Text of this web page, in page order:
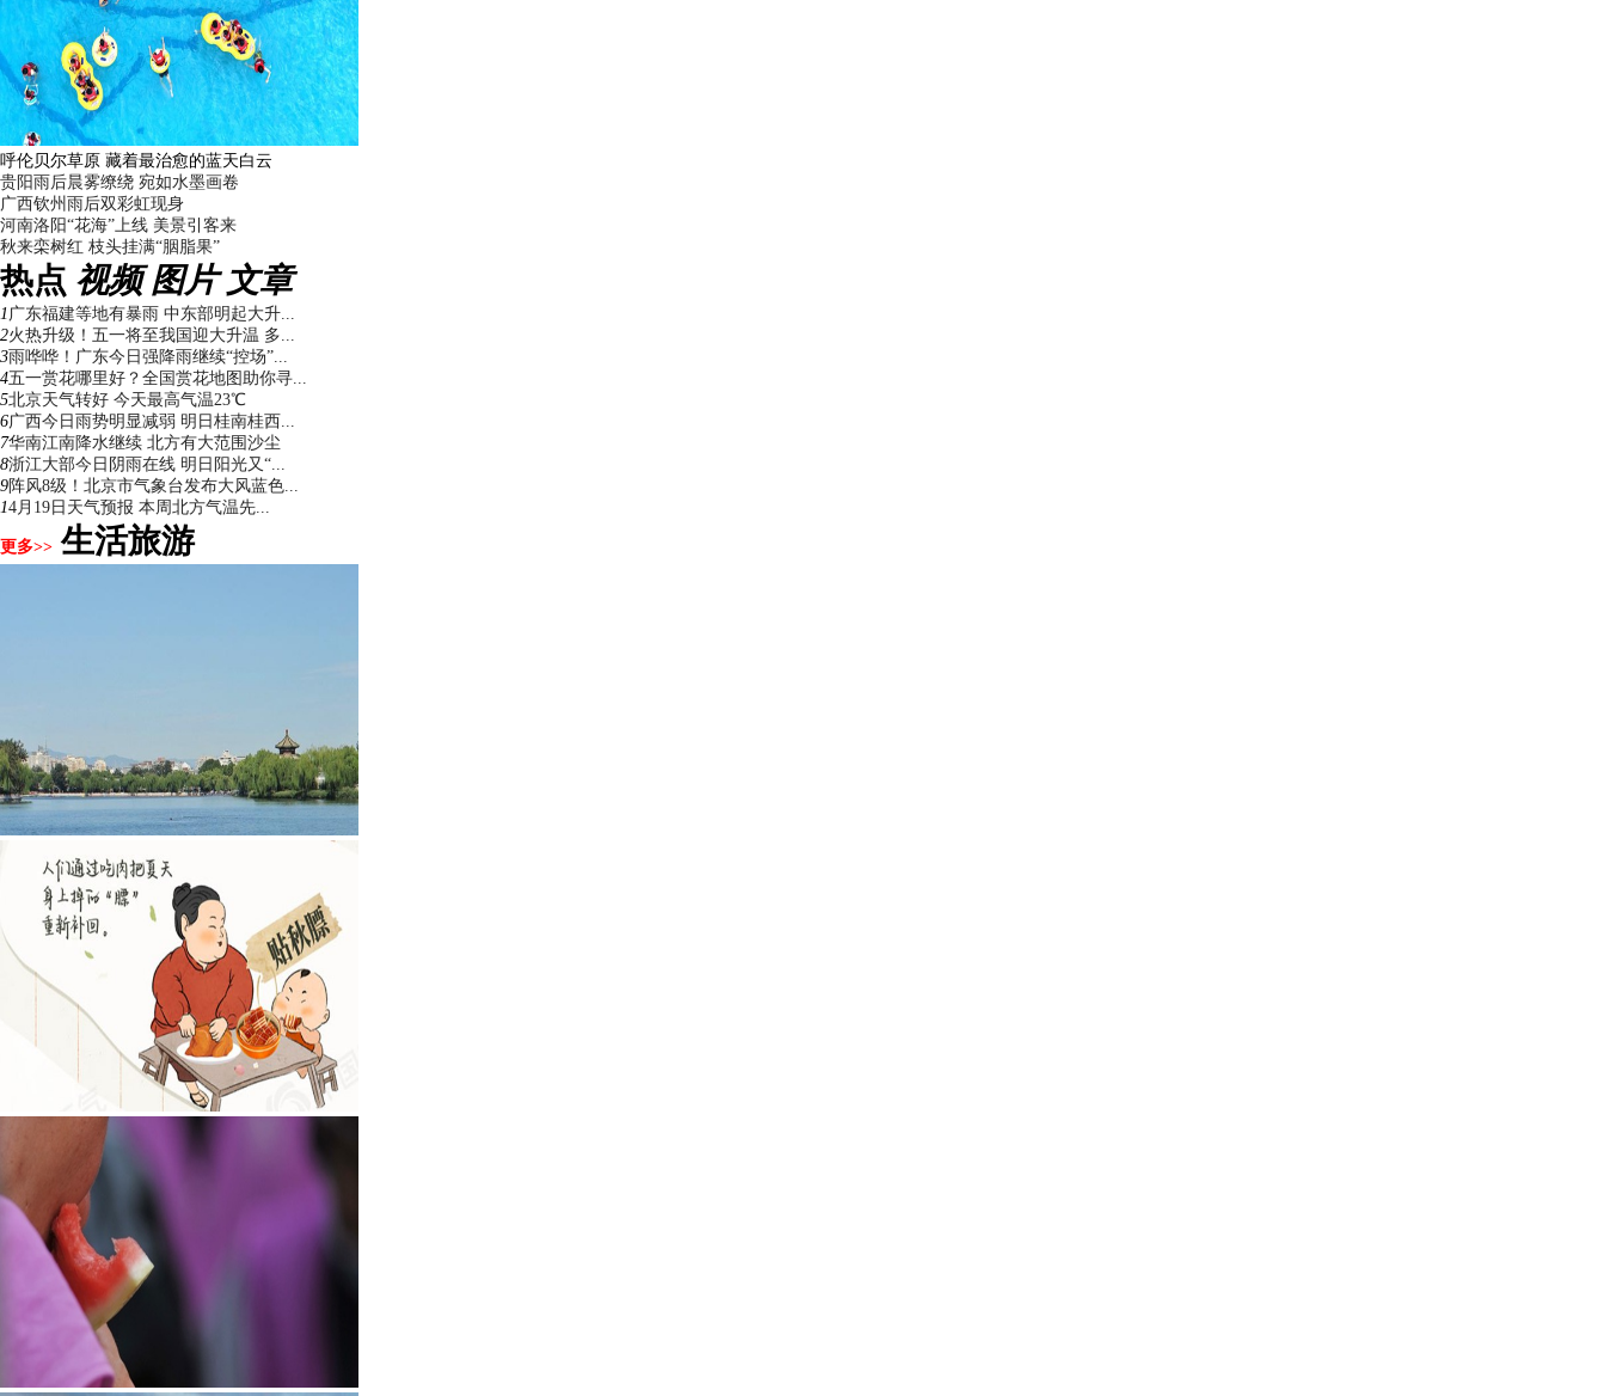
呼伦贝尔草原 藏着最治愈的蓝天白云
贵阳雨后晨雾缭绕 宛如水墨画卷
广西钦州雨后双彩虹现身
河南洛阳“花海”上线 美景引客来
秋来栾树红 枝头挂满“胭脂果”
热点 视频 图片 文章
1广东福建等地有暴雨 中东部明起大升...
2火热升级！五一将至我国迎大升温 多...
3雨哗哗！广东今日强降雨继续“控场”...
4五一赏花哪里好？全国赏花地图助你寻...
5北京天气转好 今天最高气温23℃
6广西今日雨势明显减弱 明日桂南桂西...
7华南江南降水继续 北方有大范围沙尘
8浙江大部今日阴雨在线 明日阳光又“...
9阵风8级！北京市气象台发布大风蓝色...
14月19日天气预报 本周北方气温先...
更多>> 生活旅游